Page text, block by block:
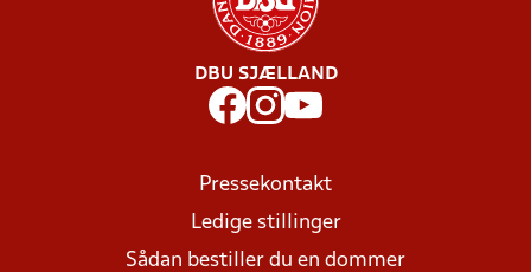
DBU SJÆLLAND
Pressekontakt
Ledige stillinger
Sådan bestiller du en dommer